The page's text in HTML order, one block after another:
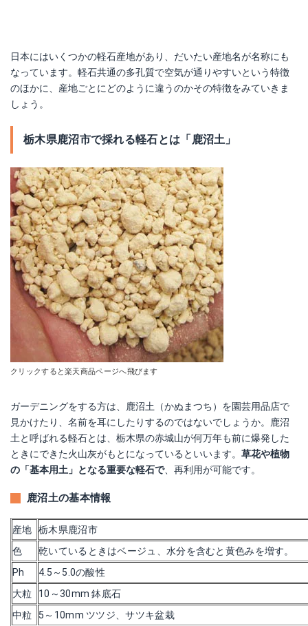
日本にはいくつかの軽石産地があり、だいたい産地名が名称にも
なっています。軽石共通の多孔質で空気が通りやすいという特徴
のほかに、産地ごとにどのように違うのかその特徴をみていきま
しょう。
栃木県鹿沼市で採れる軽石とは「鹿沼土」
クリックすると楽天商品ページへ飛びます
ガーデニングをする方は、鹿沼土（かぬまつち）を園芸用品店で
見かけたり、名前を耳にしたりするのではないでしょうか。鹿沼
土と呼ばれる軽石とは、栃木県の赤城山が何万年も前に爆発した
ときにできた火山灰がもとになっているといいます。 草花や植物
の「基本用土」となる重要な軽石で、再利用が可能です。
鹿沼土の基本情報
産地
栃木県鹿沼市
色
乾いているときはベージュ、水分を含むと黄色みを増す。
Ph
4.5～5.0の酸性
大粒
10～30mm 鉢底石
中粒
5～10mm ツツジ、サツキ盆栽